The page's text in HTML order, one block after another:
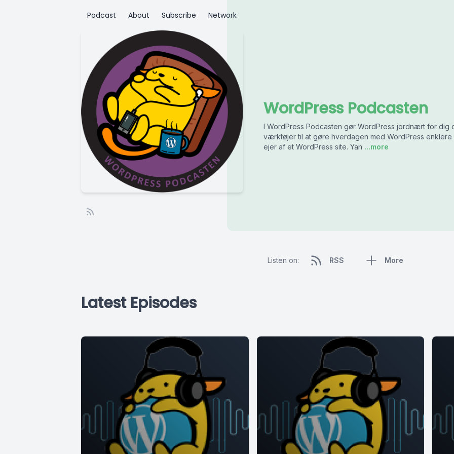
Podcast About Subscribe Network
WordPress Podcasten
I WordPress Podcasten gør WordPress jordnært for
værktøjer til at gøre hverdagen med WordPress
ejer af et WordPress site. Yan ...more
Listen on: RSS More
Latest Episodes